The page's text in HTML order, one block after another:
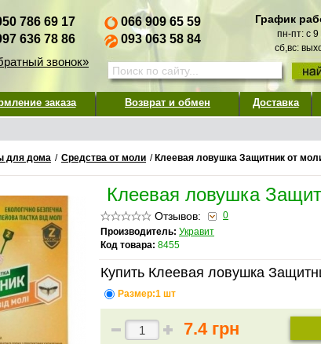
786 69 17
636 78 86
звонок»
066 909 65 59
093 063 58 84
График
пн-пт: с
сб,вс:
заказа Возврат и обмен Доставка
для дома / Средства от моли / Клеевая ловушка Защитник от
Клеевая ловушка
Отзывов:
0
Производитель: Укравит
Код товара: 8455
Купить Клеевая ловушка
Размер:1 шт
7.4 грн